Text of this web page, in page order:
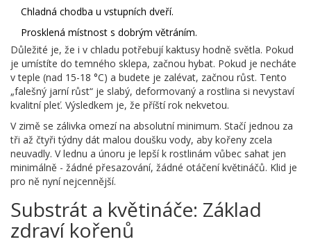
Chladná chodba u vstupních dveří.
Prosklená místnost s dobrým větráním.
Důležité je, že i v chladu potřebují kaktusy hodně světla. Pokud
je umístíte do temného sklepa, začnou hybat. Pokud je necháte
v teple (nad 15-18 °C) a budete je zalévat, začnou růst. Tento
„falešný jarní růst“ je slabý, deformovaný a rostlina si nevystaví
kvalitní pleť. Výsledkem je, že příští rok nekvetou.
V zimě se zálivka omezí na absolutní minimum. Stačí jednou za
tři až čtyři týdny dát malou doušku vody, aby kořeny zcela
neuvadly. V lednu a únoru je lepší k rostlinám vůbec sahat jen
minimálně - žádné přesazování, žádné otáčení květináčů. Klid je
pro ně nyní nejcennější.
Substrát a květináče: Základ
zdraví kořenů